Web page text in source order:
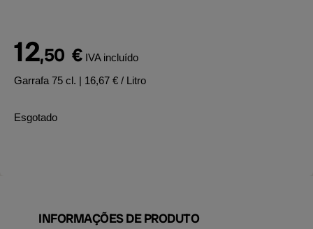
12,50 € IVA incluído
Garrafa 75 cl. | 16,67 € / Litro
Esgotado
INFORMAÇÕES DE PRODUTO